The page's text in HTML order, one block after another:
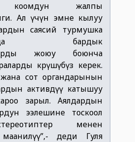
коомдун жалпы
Ал үчүн эмне кылуу
саясий турмушка
бардык
жоюу боюнча
көрүшүбүз керек.
сот органдарынын
активдүү катышуу
зарыл. Аялдардын
ээлешине тоскоол
менен
маанилүү”,- деди Гуля